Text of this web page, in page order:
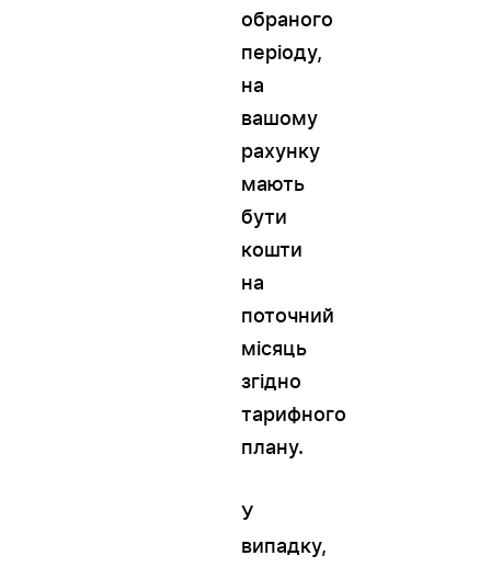
обраного
періоду,
на
вашому
рахунку
мають
бути
кошти
на
поточний
місяць
згідно
тарифного
плану.
У
випадку,
WESTELECOM